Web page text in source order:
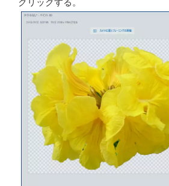
ファイル形式の選択から「画像」を